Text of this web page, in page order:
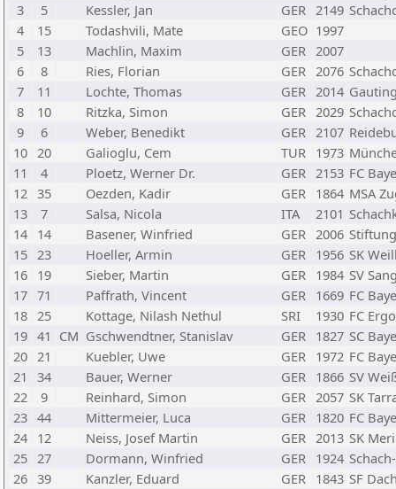
3
5 Kessler, Jan GER 2149
4
15 Todashvili, Mate GEO 1997
5
13 Machlin, Maxim GER 2007
6
8 Ries, Florian GER 2076
7
11 Lochte, Thomas GER 2014
8
10 Ritzka, Simon GER 2029
9
6 Weber, Benedikt GER 2107
10 20 Galioglu, Cem TUR 1973
11
4 Ploetz, Werner Dr. GER 2153 FC
12 35 Oezden, Kadir GER 1864 MSA
13
7 Salsa, Nicola ITA 2101
14 14 Basener, Winfried GER 2006
15 23 Hoeller, Armin GER 1956 SK
16 19 Sieber, Martin GER 1984 SV
17 71 Paffrath, Vincent GER 1669 FC
18 25 Kottage, Nilash Nethul SRI 1930 FC
19 41 CM Gschwendtner, Stanislav GER 1827 SC
20 21 Kuebler, Uwe GER 1972 FC
21
34 Bauer, Werner GER 1866 SV
22
9 Reinhard, Simon GER 2057 SK
23 44 Mittermeier, Luca GER 1820 FC
24 12 Neiss, Josef Martin GER 2013 SK
25 27 Dormann, Winfried GER 1924
26 39 Kanzler, Eduard GER 1843 SF